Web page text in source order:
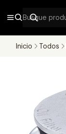
Inicio Todos